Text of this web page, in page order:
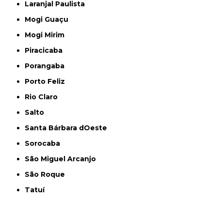
Laranjal Paulista
Mogi Guaçu
Mogi Mirim
Piracicaba
Porangaba
Porto Feliz
Rio Claro
Salto
Santa Bárbara dOeste
Sorocaba
São Miguel Arcanjo
São Roque
Tatuí